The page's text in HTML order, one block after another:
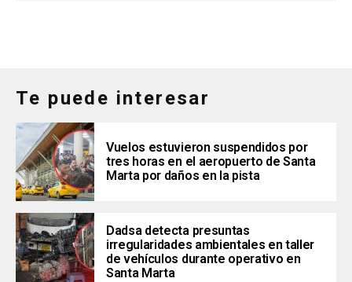
Te puede interesar
Vuelos estuvieron suspendidos por
tres horas en el aeropuerto de Santa
Marta por daños en la pista
Dadsa detecta presuntas
irregularidades ambientales en taller
de vehículos durante operativo en
Santa Marta